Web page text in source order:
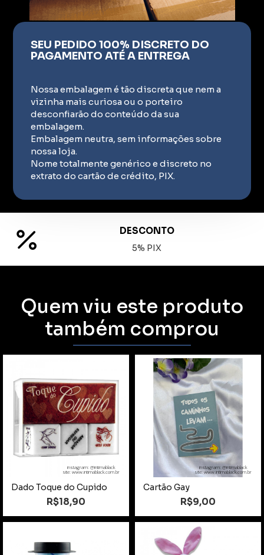
SEU PEDIDO 100% DISCRETO DO
PAGAMENTO ATÉ A ENTREGA
Nossa embalagem é tão discreta que nem a
vizinha mais curiosa ou o porteiro
desconfiarão do conteúdo da sua
embalagem.
Embalagem neutra, sem informações sobre
nossa loja.
Nome totalmente genérico e discreto no
extrato do cartão de crédito, PIX.
DESCONTO
5% PIX
Quem viu este produto
também comprou
instagram: @intimablack
site: www.intimablack.com.br
Dado Toque do Cupido
R$18,90
instagram: @intimablack
site: www.intimablack.com.br
Cartão Gay
R$9,00